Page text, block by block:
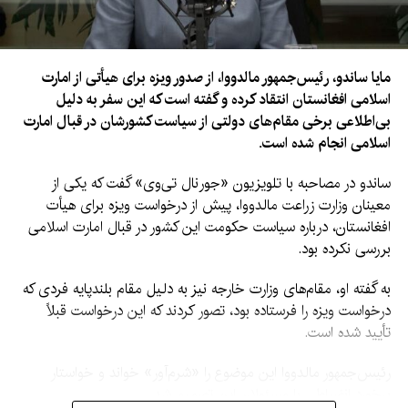
مایا ساندو، رئیس‌جمهور مالدووا، از صدور ویزه برای هیأتی از امارت
اسلامی افغانستان انتقاد کرده و گفته است که این سفر به دلیل
بی‌اطلاعی برخی مقام‌های دولتی از سیاست کشورشان در قبال امارت
اسلامی انجام شده است.
ساندو در مصاحبه با تلویزیون «جورنال تی‌وی» گفت که یکی از
معینان وزارت زراعت مالدووا، پیش از درخواست ویزه برای هیأت
افغانستان، درباره سیاست حکومت این کشور در قبال امارت اسلامی
بررسی نکرده بود.
به گفته او، مقام‌های وزارت خارجه نیز به دلیل مقام بلندپایه فردی که
درخواست ویزه را فرستاده بود، تصور کردند که این درخواست قبلاً
تأیید شده است.
برخورد انضباطی با مسئولان این تصمیم شد.